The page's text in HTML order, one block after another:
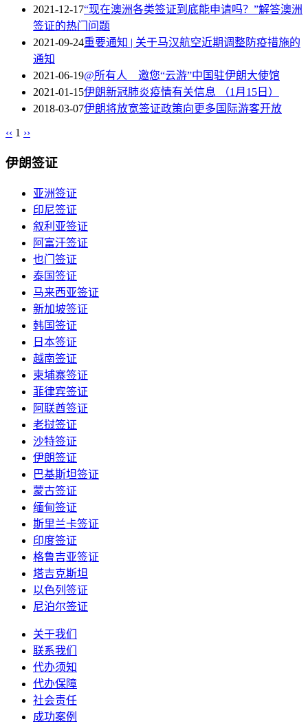
2021-12-17“现在澳洲各类签证到底能申请吗？​”解答澳洲
签证的热门问题
2021-09-24重要通知 | 关于马汉航空近期调整防疫措施的
通知
2021-06-19@所有人 邀您“云游”中国驻伊朗大使馆
2021-01-15伊朗新冠肺炎疫情有关信息 （1月15日）
2018-03-07伊朗将放宽签证政策向更多国际游客开放
‹‹ 1 ››
伊朗签证
亚洲签证
印尼签证
叙利亚签证
阿富汗签证
也门签证
泰国签证
马来西亚签证
新加坡签证
韩国签证
日本签证
越南签证
柬埔寨签证
菲律宾签证
阿联酋签证
老挝签证
沙特签证
伊朗签证
巴基斯坦签证
蒙古签证
缅甸签证
斯里兰卡签证
印度签证
格鲁吉亚签证
塔吉克斯坦
以色列签证
尼泊尔签证
关于我们
联系我们
代办须知
代办保障
社会责任
成功案例